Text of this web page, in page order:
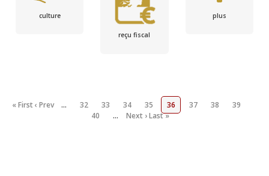
culture
reçu fiscal
plus
« First ‹ Prev … 32 33 34 35 36 37 38
39
40
… Next › Last »